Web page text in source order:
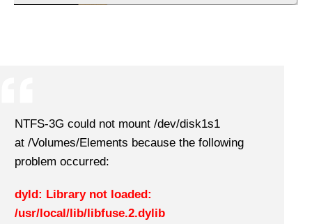
NTFS-3G could not mount /dev/disk1s1
at /Volumes/Elements because the following
problem occurred:
dyld: Library not loaded:
/usr/local/lib/libfuse.2.dylib